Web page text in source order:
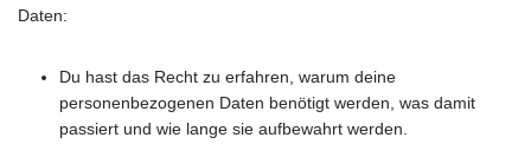
Daten:
Du hast das Recht zu erfahren, warum deine
personenbezogenen Daten benötigt werden, was damit
passiert und wie lange sie aufbewahrt werden.